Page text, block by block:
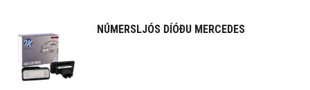
NÚMERSLJÓS DÍÓÐU MERCEDES